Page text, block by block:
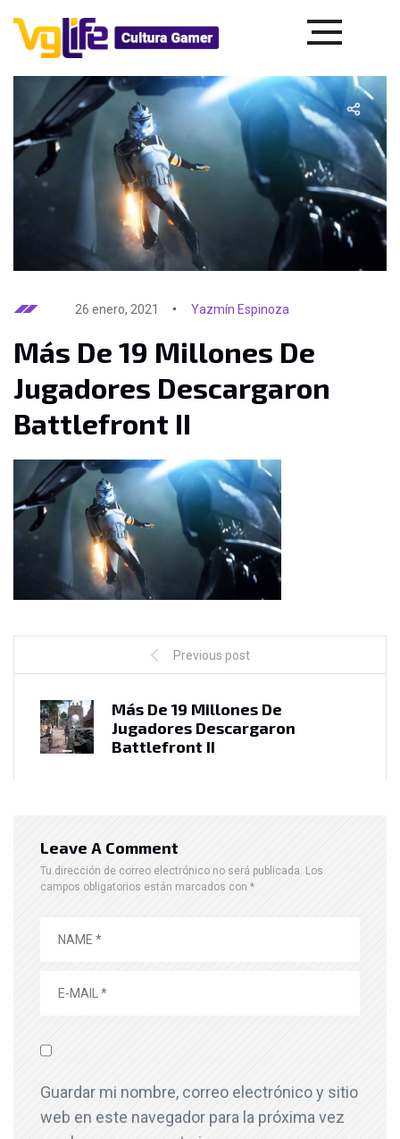
26 enero, 2021 Yazmín Espinoza
Más De 19 Millones De
Jugadores Descargaron
Battlefront II
Previous post
Más De 19 Millones De
Jugadores Descargaron
Battlefront II
Leave A Comment
Tu dirección de correo electrónico no será publicada. Los
campos obligatorios están marcados con *
Guardar mi nombre, correo electrónico y sitio
web en este navegador para la próxima vez